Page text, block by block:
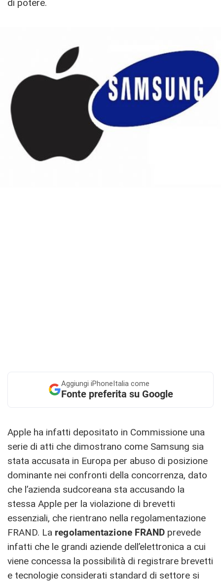
di potere.
Aggiungi iPhoneItalia come
Fonte preferita su Google
Apple ha infatti depositato in Commissione una
serie di atti che dimostrano come Samsung sia
stata accusata in Europa per abuso di posizione
dominante nei confronti della concorrenza, dato
che l’azienda sudcoreana sta accusando la
stessa Apple per la violazione di brevetti
essenziali, che rientrano nella regolamentazione
FRAND. La regolamentazione FRAND prevede
infatti che le grandi aziende dell’elettronica a cui
viene concessa la possibilità di registrare brevetti
e tecnologie considerati standard di settore si